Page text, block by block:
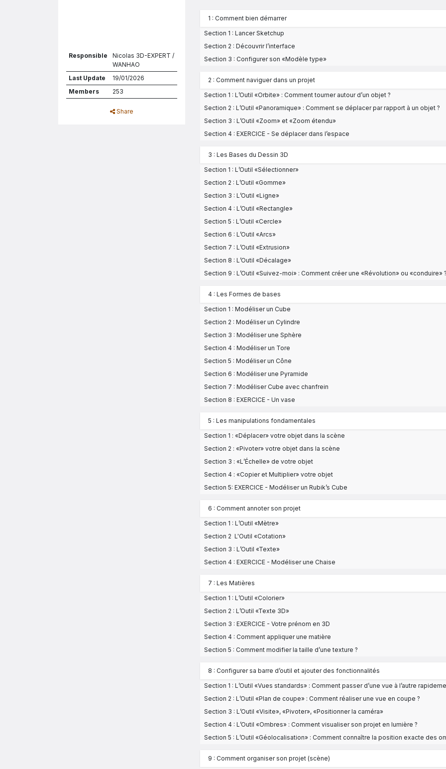
Responsible
Nicolas 3D-EXPERT /
WANHAO
Last Update
19/01/2026
Members
253
Share
1 : Comment bien démarrer
Section 1 : Lancer Sketchup
Section 2 : Découvrir l’interface
Section 3 : Configurer son «Modèle type»
2 : Comment naviguer dans un projet
Section 1 : L’Outil «Orbite» : Comment tourner autour d’un objet ?
Section 2 : L’Outil «Panoramique» : Comment se déplacer par rapport à un objet ?
Section 3 : L’Outil «Zoom» et «Zoom étendu»
Section 4 : EXERCICE - Se déplacer dans l’espace
3 : Les Bases du Dessin 3D
Section 1 : L’Outil «Sélectionner»
Section 2 : L’Outil «Gomme»
Section 3 : L’Outil «Ligne»
Section 4 : L’Outil «Rectangle»
Section 5 : L’Outil «Cercle»
Section 6 : L’Outil «Arcs»
Section 7 : L’Outil «Extrusion»
Section 8 : L’Outil «Décalage»
Section 9 : L’Outil «Suivez-moi» : Comment créer une «Révolution» ou «conduire»
4 : Les Formes de bases
Section 1 : Modéliser un Cube
Section 2 : Modéliser un Cylindre
Section 3 : Modéliser une Sphère
Section 4 : Modéliser un Tore
Section 5 : Modéliser un Cône
Section 6 : Modéliser une Pyramide
Section 7 : Modéliser Cube avec chanfrein
Section 8 : EXERCICE - Un vase
5 : Les manipulations fondamentales
Section 1 : «Déplacer» votre objet dans la scène
Section 2 : «Pivoter» votre objet dans la scène
Section 3 : «L’Échelle» de votre objet
Section 4 : «Copier et Multiplier» votre objet
Section 5: EXERCICE - Modéliser un Rubik’s Cube
6 : Comment annoter son projet
Section 1 : L’Outil «Mètre»
Section 2 L'Outil «Cotation»
Section 3 : L’Outil «Texte»
Section 4 : EXERCICE - Modéliser une Chaise
7 : Les Matières
Section 1 : L’Outil «Colorier»
Section 2 : L’Outil «Texte 3D»
Section 3 : EXERCICE - Votre prénom en 3D
Section 4 : Comment appliquer une matière
Section 5 : Comment modifier la taille d’une texture ?
8 : Configurer sa barre d’outil et ajouter des fonctionnalités
Section 1 : L’Outil «Vues standards» : Comment passer d’une vue à l’autre
Section 2 : L’Outil «Plan de coupe» : Comment réaliser une vue en coupe ?
Section 3 : L’Outil «Visite», «Pivoter», «Positionner la caméra»
Section 4 : L’Outil «Ombres» : Comment visualiser son projet en lumière ?
Section 5 : L’Outil «Géolocalisation» : Comment connaître la position exacte des
9 : Comment organiser son projet (scène)